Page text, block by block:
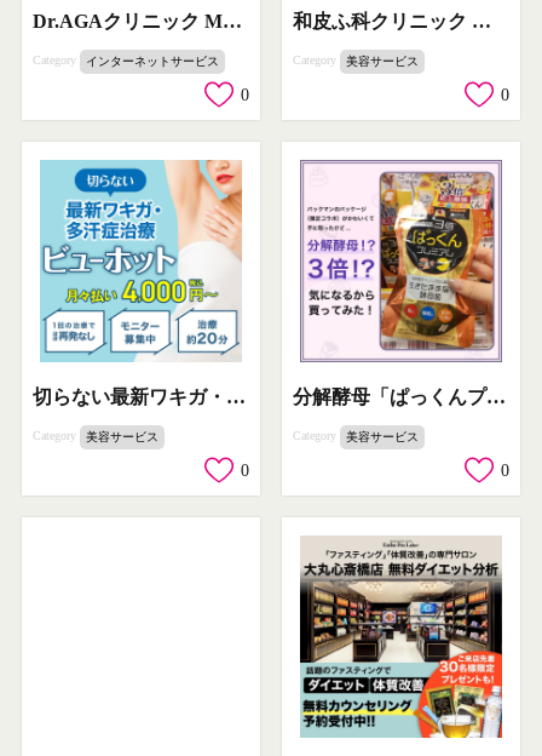
Dr.AGAクリニック M字治療プロモーション
Category インターネットサービス
0
和皮ふ科クリニック ダーマペン4 基本コース
Category 美容サービス
0
切らない最新ワキガ・多汗症治療「ビューホット」
Category 美容サービス
0
分解酵母「ぱっくんプレミアム」パックマン限定コラボ版
Category 美容サービス
0